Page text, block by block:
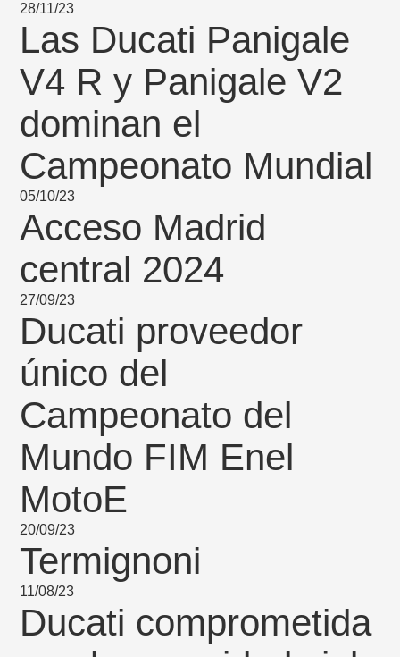
28/11/23
Las Ducati Panigale
V4 R y Panigale V2
dominan el
Campeonato Mundial
05/10/23
Acceso Madrid
central 2024
27/09/23
Ducati proveedor
único del
Campeonato del
Mundo FIM Enel
MotoE
20/09/23
Termignoni
11/08/23
Ducati comprometida